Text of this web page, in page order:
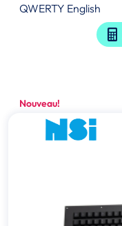
QWERTY English
Nouveau!